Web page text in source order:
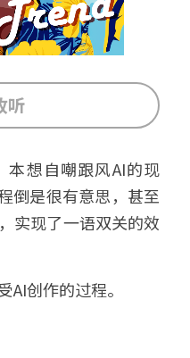
听
本想自嘲跟风AI的现
倒是很有意思，甚至
实现了一语双关的效
创作的过程。